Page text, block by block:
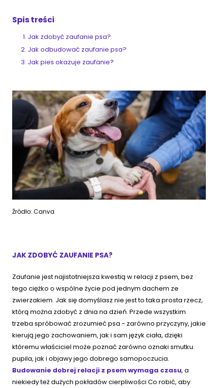
Spis treści
Jak zdobyć zaufanie psa?
Jak odbudować zaufanie psa?
Jak pies okazuje zaufanie?
Źródło: Canva
JAK ZDOBYĆ ZAUFANIE PSA?
Zaufanie jest najistotniejsza kwestią w relacji z psem, bez
tego ciężko o wspólne życie pod jednym dachem ze
zwierzakiem. Jak się domyślasz nie jest to taka prosta rzecz,
którą można zdobyć z dnia na dzień. Przede wszystkim
trzeba spróbować zrozumieć psa - zarówno przyczyny, jakie
kierują jego zachowaniem, jak i sam język ciała, dzięki
któremu właściciel może poznać zarówno oznaki smutku
pupila, jak i objawy jego dobrego samopoczucia.
Budowanie dobrej relacji z psem wymaga czasu, a
niekiedy też dużych pokładów cierpliwości Co robić, aby